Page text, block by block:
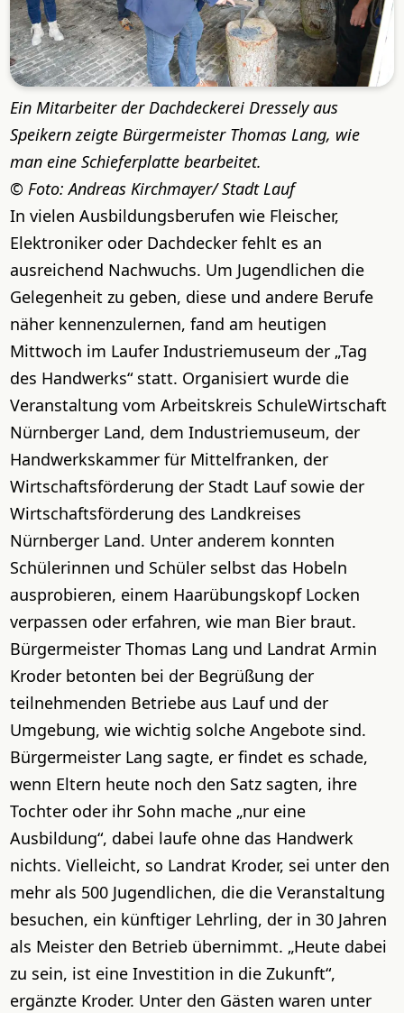
Ein Mitarbeiter der Dachdeckerei Dressely aus
Speikern zeigte Bürgermeister Thomas Lang, wie
man eine Schieferplatte bearbeitet.
Foto: Andreas Kirchmayer/ Stadt Lauf
In vielen Ausbildungsberufen wie Fleischer,
Elektroniker oder Dachdecker fehlt es an
ausreichend Nachwuchs. Um Jugendlichen die
Gelegenheit zu geben, diese und andere Berufe
näher kennenzulernen, fand am heutigen
Mittwoch im Laufer Industriemuseum der „Tag
des Handwerks“ statt. Organisiert wurde die
Veranstaltung vom Arbeitskreis SchuleWirtschaft
Nürnberger Land, dem Industriemuseum, der
Handwerkskammer für Mittelfranken, der
Wirtschaftsförderung der Stadt Lauf sowie der
Wirtschaftsförderung des Landkreises
Nürnberger Land. Unter anderem konnten
Schülerinnen und Schüler selbst das Hobeln
ausprobieren, einem Haarübungskopf Locken
verpassen oder erfahren, wie man Bier braut.
Bürgermeister Thomas Lang und Landrat Armin
Kroder betonten bei der Begrüßung der
teilnehmenden Betriebe aus Lauf und der
Umgebung, wie wichtig solche Angebote sind.
Bürgermeister Lang sagte, er findet es schade,
wenn Eltern heute noch den Satz sagten, ihre
Tochter oder ihr Sohn mache „nur eine
Ausbildung“, dabei laufe ohne das Handwerk
nichts. Vielleicht, so Landrat Kroder, sei unter den
mehr als 500 Jugendlichen, die die Veranstaltung
besuchen, ein künftiger Lehrling, der in 30 Jahren
als Meister den Betrieb übernimmt. „Heute dabei
zu sein, ist eine Investition in die Zukunft“,
ergänzte Kroder. Unter den Gästen waren unter